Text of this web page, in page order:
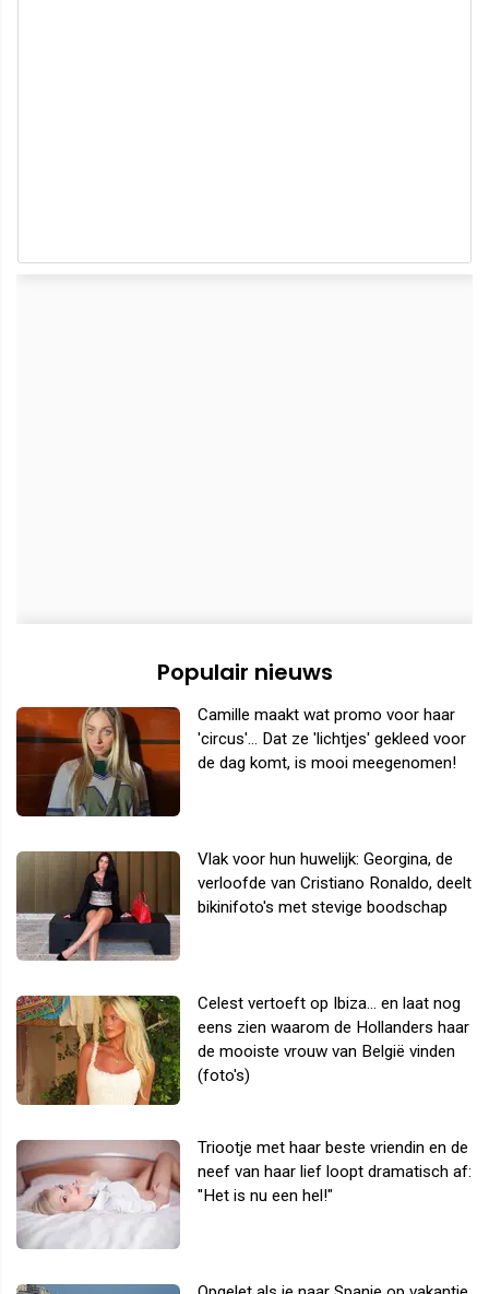
Populair nieuws
Camille maakt wat promo voor haar
'circus'... Dat ze 'lichtjes' gekleed voor
de dag komt, is mooi meegenomen!
Vlak voor hun huwelijk: Georgina, de
verloofde van Cristiano Ronaldo, deelt
bikinifoto's met stevige boodschap
Celest vertoeft op Ibiza... en laat nog
eens zien waarom de Hollanders haar
de mooiste vrouw van België vinden
(foto's)
Triootje met haar beste vriendin en de
neef van haar lief loopt dramatisch af:
"Het is nu een hel!"